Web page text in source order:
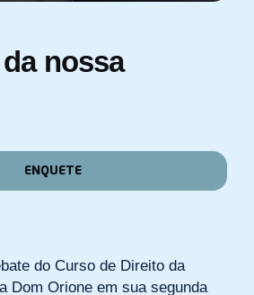
nossa
ENQUETE
do Curso de Direito da
Dom Orione em sua segunda